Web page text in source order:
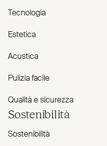
Tecnologia
Estetica
Acustica
Pulizia facile
Qualità e sicurezza
Sostenibilità
Sostenibilità